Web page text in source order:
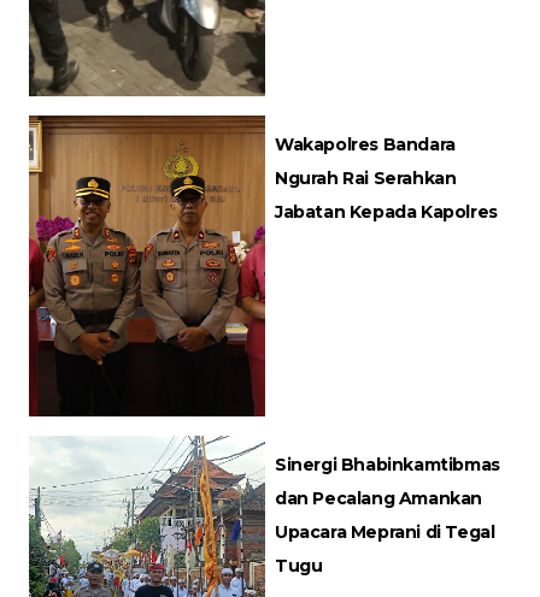
Wakapolres Bandara
Ngurah Rai Serahkan
Jabatan Kepada Kapolres
Sinergi Bhabinkamtibmas
dan Pecalang Amankan
Upacara Meprani di Tegal
Tugu